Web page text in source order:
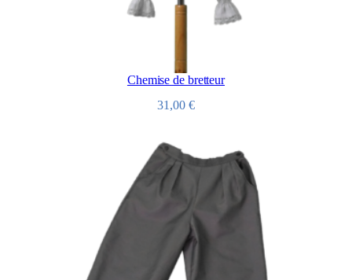
Chemise de bretteur
31,00 €